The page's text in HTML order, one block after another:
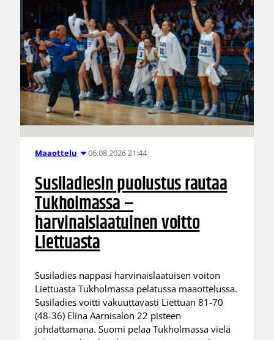
Maaottelu 06.08.2026 21:44
Susiladiesin puolustus rautaa
Tukholmassa –
harvinaislaatuinen voitto
Liettuasta
Susiladies nappasi harvinaislaatuisen voiton
Liettuasta Tukholmassa pelatussa maaottelussa.
Susiladies voitti vakuuttavasti Liettuan 81-70
(48-36) Elina Aarnisalon 22 pisteen
johdattamana. Suomi pelaa Tukholmassa vielä